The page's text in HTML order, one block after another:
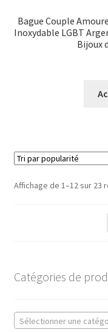
Bague Couple
Inoxydable LGBT
Bijoux
Affichage de 1–12 sur 23
Catégories de
Sélectionner une